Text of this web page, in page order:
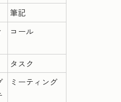
筆記
コール
タスク
ミーティング